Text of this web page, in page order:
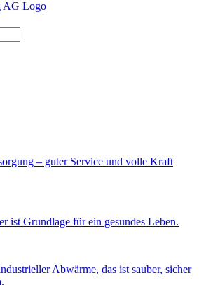
– guter Service und volle Kraft
ist Grundlage für ein gesundes Leben.
Abwärme, das ist sauber, sicher